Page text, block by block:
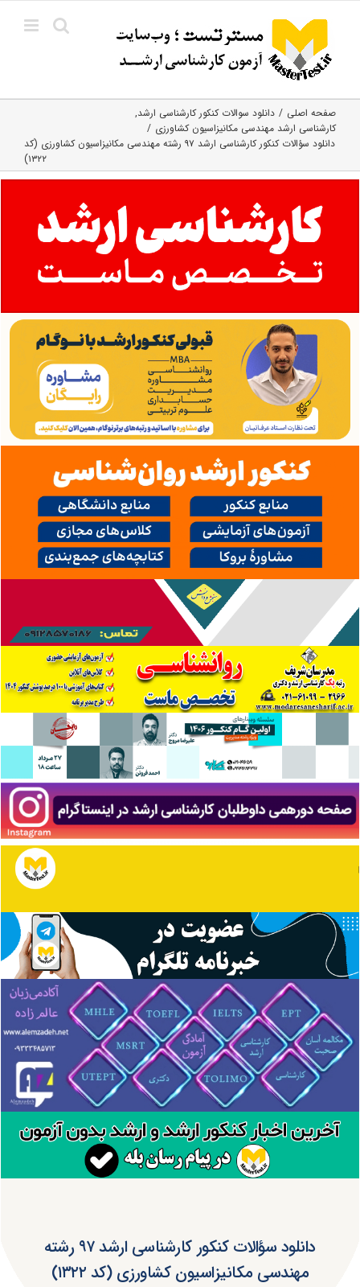
content
صفحه اصلی
دانلود سوالات کنکور کارشناسی ارشد
کارشناسی ارشد مهندسی مکانیزاسیون کشاورزی
دانلود سؤالات کنکور کارشناسی ارشد ۹۷ رشته مهندسی مکانیزاسیون کشاورزی (کد
۱۳۲۲)
دانلود سؤالات کنکور کارشناسی ارشد ۹۷ رشته
مهندسی مکانیزاسیون کشاورزی (کد ۱۳۲۲)